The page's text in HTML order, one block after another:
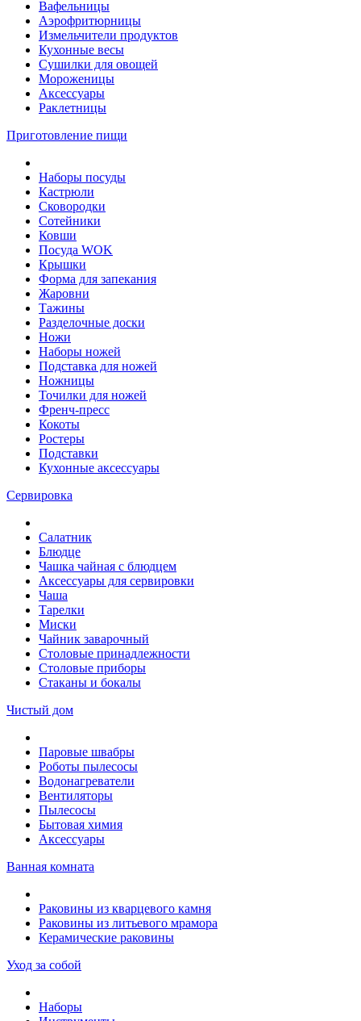
Вафельницы
Аэрофритюрницы
Измельчители продуктов
Кухонные весы
Сушилки для овощей
Мороженицы
Аксессуары
Раклетницы
Приготовление пищи
Наборы посуды
Кастрюли
Сковородки
Сотейники
Ковши
Посуда WOK
Крышки
Форма для запекания
Жаровни
Тажины
Разделочные доски
Ножи
Наборы ножей
Подставка для ножей
Ножницы
Точилки для ножей
Френч-пресс
Кокоты
Ростеры
Подставки
Кухонные аксессуары
Сервировка
Салатник
Блюдце
Чашка чайная с блюдцем
Аксессуары для сервировки
Чаша
Тарелки
Миски
Чайник заварочный
Столовые принадлежности
Столовые приборы
Стаканы и бокалы
Чистый дом
Паровые швабры
Роботы пылесосы
Водонагреватели
Вентиляторы
Пылесосы
Бытовая химия
Аксессуары
Ванная комната
Раковины из кварцевого камня
Раковины из литьевого мрамора
Керамические раковины
Уход за собой
Наборы